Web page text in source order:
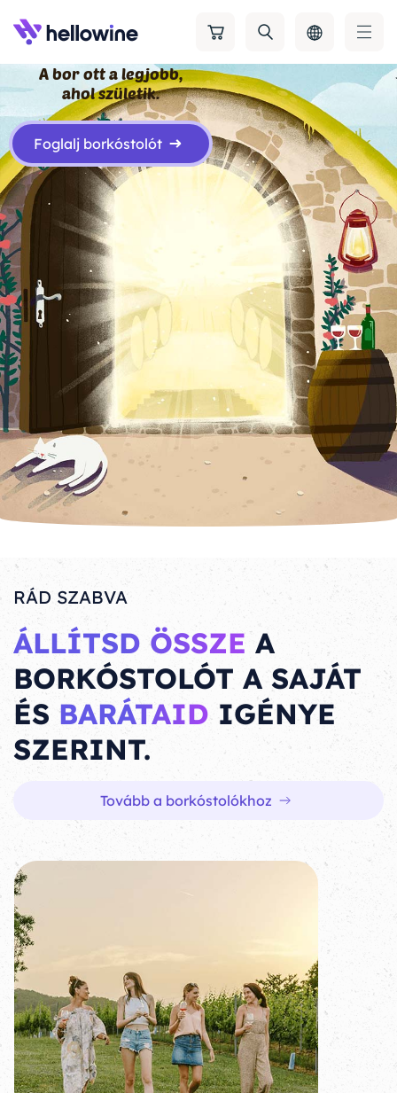
A bor ott a legjobb,
ahol születik.
Foglalj borkóstolót
RÁD SZABVA
ÁLLÍTSD ÖSSZEA
BORKÓSTOLÓT A SAJÁT
ÉS BARÁTAIDIGÉNYE
SZERINT.
Tovább a borkóstolókhoz